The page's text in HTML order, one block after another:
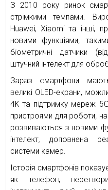
З 2010 року ринок
стрімкими темпами.
Huawei, Xiaomi та інші,
новими функціями,
біометричні датчики
штучний інтелект для
Зараз смартфони
великі OLED-екрани,
4K та підтримку мереж
пристроями для роботи,
розвиваються з новими
інтелект, доповнена
системи камер.
Історія смартфонів
як телефон,